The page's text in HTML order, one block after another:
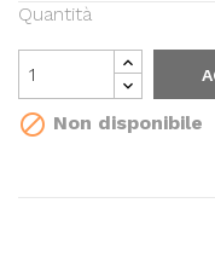
Quantità
 Non disponibile